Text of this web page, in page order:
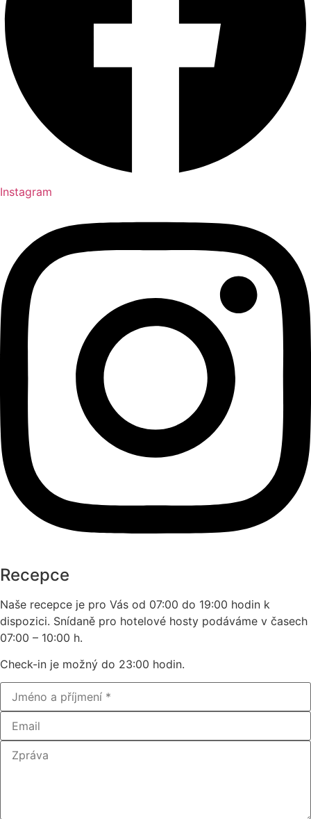
Instagram
Recepce
Naše recepce je pro Vás od 07:00 do 19:00 hodin k
dispozici. Snídaně pro hotelové hosty podáváme v časech
07:00 – 10:00 h.
Check-in je možný do 23:00 hodin.